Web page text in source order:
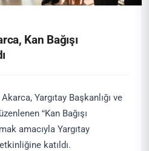
Kan Bağışı
Yargıtay Başkanlığı ve
“Kan Bağışı
amacıyla Yargıtay
katıldı.